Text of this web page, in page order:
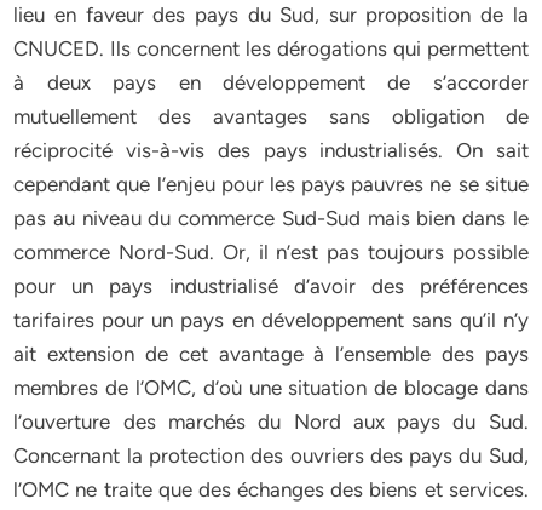
lieu en faveur des pays du Sud, sur proposition de la
CNUCED. Ils concernent les dérogations qui permettent
à deux pays en développement de s’accorder
mutuellement des avantages sans obligation de
réciprocité vis-à-vis des pays industrialisés. On sait
cependant que l’enjeu pour les pays pauvres ne se situe
pas au niveau du commerce Sud-Sud mais bien dans le
commerce Nord-Sud. Or, il n’est pas toujours possible
pour un pays industrialisé d’avoir des préférences
tarifaires pour un pays en développement sans qu’il n’y
ait extension de cet avantage à l’ensemble des pays
membres de l’OMC, d’où une situation de blocage dans
l’ouverture des marchés du Nord aux pays du Sud.
Concernant la protection des ouvriers des pays du Sud,
l’OMC ne traite que des échanges des biens et services.